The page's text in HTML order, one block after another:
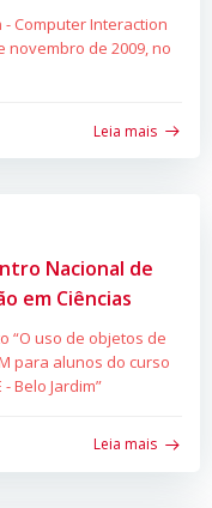
Computer Interaction
novembro de 2009, no
Leia mais
Nacional de
em Ciências
“O uso de objetos de
para alunos do curso
Belo Jardim”
Leia mais